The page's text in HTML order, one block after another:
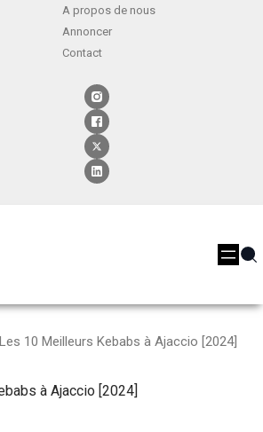
A propos de nous
Annoncer
Contact
Les 10 Meilleurs Kebabs à Ajaccio [2024]